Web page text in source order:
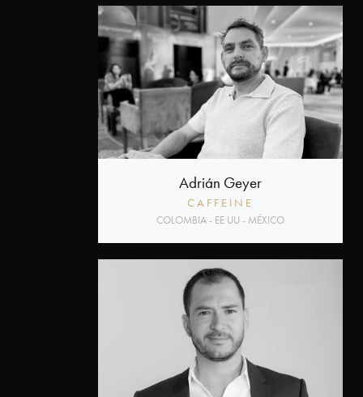
Adrián Geyer
CAFFEINE
COLOMBIA - EE UU - MÉXICO